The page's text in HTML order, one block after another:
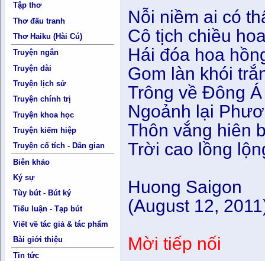
Tập thơ
Thơ đấu tranh
Thơ Haiku (Hài Cú)
Truyện ngắn
Truyện dài
Truyện lịch sử
Truyện chính trị
Truyện khoa học
Truyện kiếm hiệp
Truyện cổ tích - Dân gian
Biên khảo
Ký sự
Tùy bút - Bút ký
Tiểu luận - Tạp bút
Viết về tác giả & tác phẩm
Bài giới thiệu
Tin tức
Nỗi niềm ai có
Cô tịch chiều
Hái đóa hoa
Gom làn khói
Trông về Đông
Ngoảnh lại
Thôn vắng hiên
Trời cao lồng
Huong Saigon
(August 12,
Mời tiếp nối